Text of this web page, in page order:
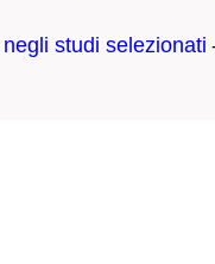
studi selezionati